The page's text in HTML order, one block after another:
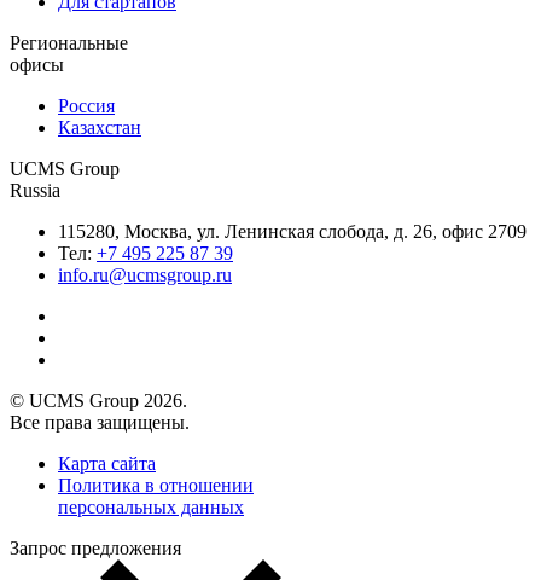
Региональные
офисы
Россия
Казахстан
UCMS Group
Russia
115280, Москва, ул. Ленинская слобода, д. 26, офис 2709
Тел: +7 495 225 87 39
info.ru@ucmsgroup.ru
© UCMS Group 2026.
Все права защищены.
Карта сайта
Политика в отношении
персональных данных
Запрос предложения